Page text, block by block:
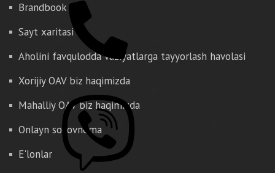
Brandbook
Sayt xaritasi
Aholini favqulodda vaziyatlarga tayyorlash havolasi
Xorijiy OAV biz haqimizda
Mahalliy OAV biz haqimizda
Onlayn so'rovnoma
E'lonlar